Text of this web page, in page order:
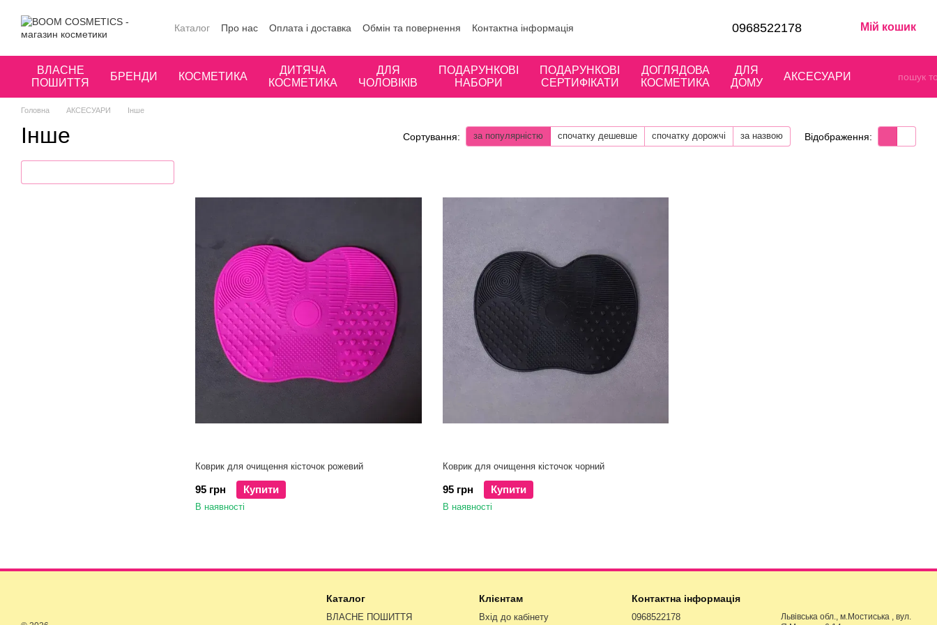
Каталог
Про нас Оплата і доставка Обмін та повернення
Контактна інформація
0968522178 Мій кошик
ВЛАСНЕ
ПОШИТТЯ
БРЕНДИ КОСМЕТИКА
ДИТЯЧА
КОСМЕТИКА
ДЛЯ
ЧОЛОВІКІВ
ПОДАРУНКОВІ
НАБОРИ
ПОДАРУНКОВІ
СЕРТИФІКАТИ
ДОГЛЯДОВА
КОСМЕТИКА
ДЛЯ
ДОМУ
АКСЕСУАРИ
Головна АКСЕСУАРИ Інше
Інше Сортування: за популярністю спочатку дешевше спочатку дорожчі за назвою Відображення:
Коврик для очищення кісточок рожевий
95 грн Купити
В наявності
Коврик для очищення кісточок чорний
95 грн Купити
В наявності
Каталог
ВЛАСНЕ ПОШИТТЯ
Клієнтам
Вхід до кабінету
Контактна інформація
0968522178
Львівська обл., м.Мостиська , вул.